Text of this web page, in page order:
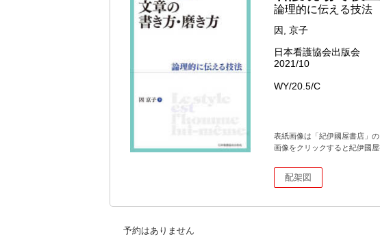
論理的に伝える技法
因, 京子
日本看護協会出版会
2021/10
WY/20.5/C
表紙画像は「紀伊國屋書店」の
画像をクリックすると紀伊國
配架図
予約はありません